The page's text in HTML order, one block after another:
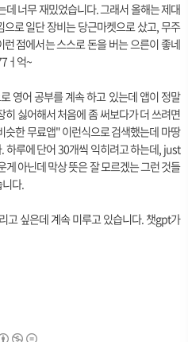
너무 재밌었습니다. 그래서 올해는 제대
로 일단 장비는 당근마켓으로 샀고, 무주
점에서는 스스로 돈을 버는 으른이 좋네
ㅓ억~
영어 공부를 계속 하고 있는데 앱이 정말
싫어해서 처음에 좀 써보다가 더 쓰려면
한 무료앱" 이런식으로 검색했는데 마땅
하루에 단어 30개씩 익히려고 하는데, just
아닌데 막상 뜻은 잘 모르겠는 그런 것들
다.
고 싶은데 계속 미루고 있습니다. 챗gpt가